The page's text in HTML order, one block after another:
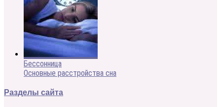
Бессонница
Основные расстройства сна
Разделы сайта